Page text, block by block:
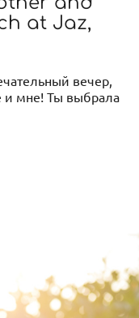
at Jaz,
вечер,
и мне! Ты выбрала